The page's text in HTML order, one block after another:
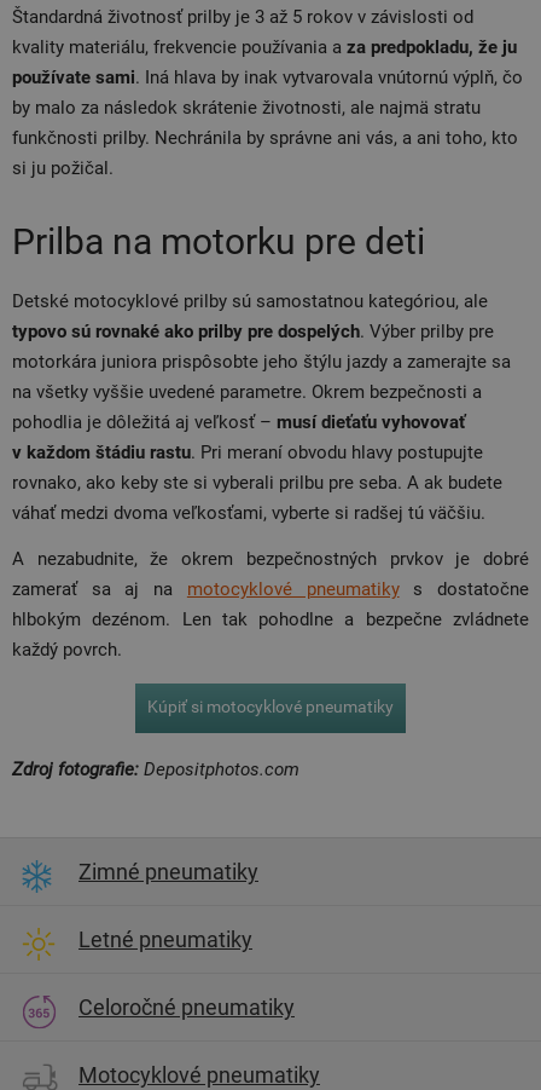
Štandardná životnosť prilby je 3 až 5 rokov v závislosti od
kvality materiálu, frekvencie používania a za predpokladu, že ju
používate sami. Iná hlava by inak vytvarovala vnútornú výplň, čo
by malo za následok skrátenie životnosti, ale najmä stratu
funkčnosti prilby. Nechránila by správne ani vás, a ani toho, kto
si ju požičal.
Prilba na motorku pre deti
Detské motocyklové prilby sú samostatnou kategóriou, ale
typovo sú rovnaké ako prilby pre dospelých. Výber prilby pre
motorkára juniora prispôsobte jeho štýlu jazdy a zamerajte sa
na všetky vyššie uvedené parametre. Okrem bezpečnosti a
pohodlia je dôležitá aj veľkosť – musí dieťaťu vyhovovať
v každom štádiu rastu. Pri meraní obvodu hlavy postupujte
rovnako, ako keby ste si vyberali prilbu pre seba. A ak budete
váhať medzi dvoma veľkosťami, vyberte si radšej tú väčšiu.
A nezabudnite, že okrem bezpečnostných prvkov je dobré
zamerať sa aj na motocyklové pneumatikys dostatočne
hlbokým dezénom. Len tak pohodlne a bezpečne zvládnete
každý povrch.
Kúpiť si motocyklové pneumatiky
Zdroj fotografie: Depositphotos.com
Zimné pneumatiky
Letné pneumatiky
Celoročné pneumatiky
Motocyklové pneumatiky